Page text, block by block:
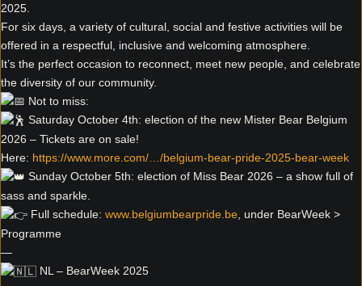
2025.
For six days, a variety of cultural, social and festive activities will be
offered in a respectful, inclusive and welcoming atmosphere.
It’s the perfect occasion to reconnect, meet new people, and celebrate
the diversity of our community.
Not to miss:
Saturday October 4th: election of the new Mister Bear Belgium
2026 – Tickets are on sale!
Here: https://www.more.com/…/belgium-bear-pride-2025-bear-week
Sunday October 5th: election of Miss Bear 2026 – a show full of
sass and sparkle.
Full schedule: www.belgiumbearpride.be , under BearWeek >
Programme
—
NL – BearWeek 2025